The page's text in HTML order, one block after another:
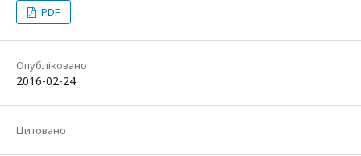
PDF
Опубліковано
2016-02-24
Цитовано